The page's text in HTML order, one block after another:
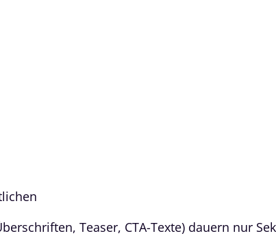
Teaser, CTA-Texte) dauern nur